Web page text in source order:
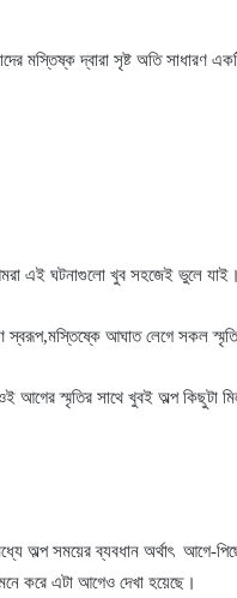
মস্তিষ্ক দ্বারা সৃষ্ট অতি সাধারণ
আমরা এই ঘটনাগুলো খুব সহজেই ভুলে যাই।
স্বরূপ,মস্তিষ্কে আঘাত লেগে সকল
আগের স্মৃতির সাথে খুবই অল্প
অল্প সময়ের ব্যবধান অর্থাৎ আগে-
করে এটা আগেও দেখা হয়েছে।